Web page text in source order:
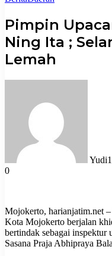
Pimpin
Ning Ita ;
Lemah
Yudi
0
Mojokerto, harianjatim.net
Kota Mojokerto berjalan
bertindak sebagai inspektur
Sasana Praja Abhipraya